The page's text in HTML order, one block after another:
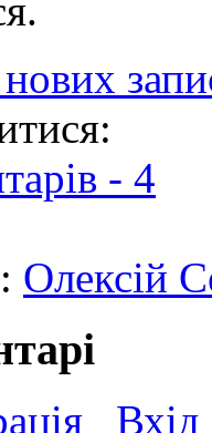
- 4
Олексій
Вхід